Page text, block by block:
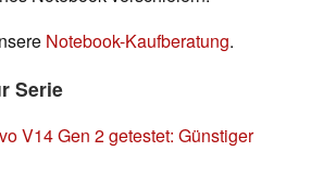
Notebook-Kaufberatung.
Serie
V14 Gen 2 getestet: Günstiger